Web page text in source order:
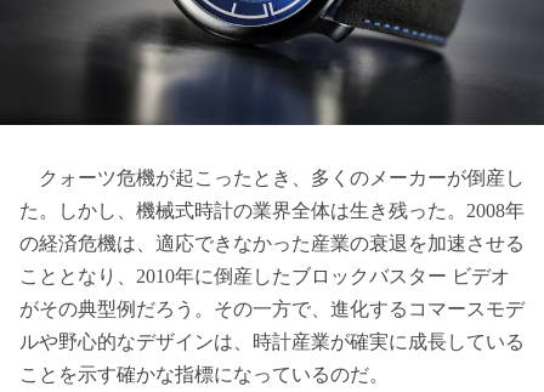
クォーツ危機が起こったとき、多くのメーカーが倒産し
た。しかし、機械式時計の業界全体は生き残った。2008年
の経済危機は、適応できなかった産業の衰退を加速させる
こととなり、2010年に倒産したブロックバスター ビデオ
がその典型例だろう。その一方で、進化するコマースモデ
ルや野心的なデザインは、時計産業が確実に成長している
ことを示す確かな指標になっているのだ。